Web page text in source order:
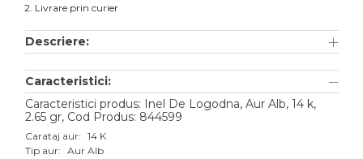
Aur alb
Aur roz
Aur mixt
2. Livrare prin curier
Descriere:
Caracteristici:
Caracteristici produs: Inel De Logodna, Aur Alb, 14 k,
2.65 gr, Cod Produs: 844599
Carataj aur: 14 K
Tip aur: Aur Alb